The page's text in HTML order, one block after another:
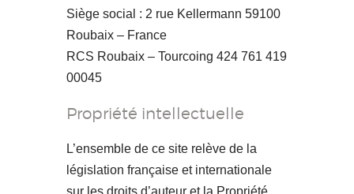
Siège social : 2 rue Kellermann 59100
Roubaix – France
RCS Roubaix – Tourcoing 424 761 419
00045
Propriété intellectuelle
L’ensemble de ce site relève de la
législation française et internationale
sur les droits d’auteur et la Propriété